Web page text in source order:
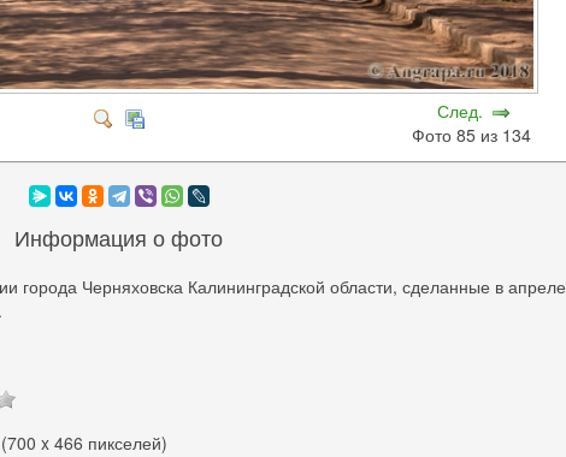
След.
Фото 85 из 134
Информация о фото
города Черняховска Калининградской области, сделанные в апреле
x 466 пикселей)